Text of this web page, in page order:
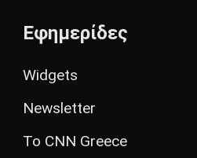
Εφημερίδες
Widgets
Newsletter
Το CNN Greece